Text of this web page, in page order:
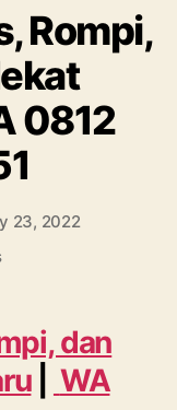
Rompi,
0812
23, 2022
on
Kaos,
Rompi,
dan
Bordir
dan
|
WA